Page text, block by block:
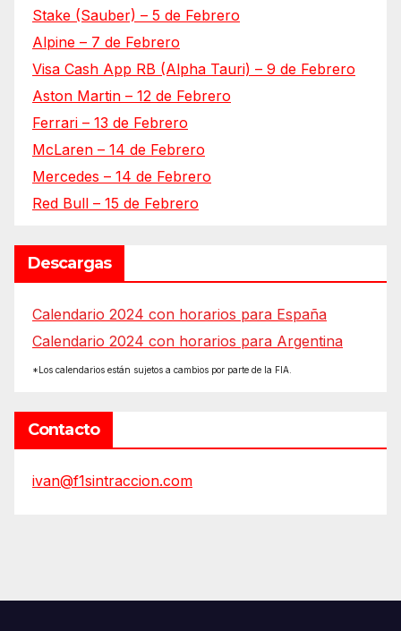
Stake (Sauber) – 5 de Febrero
Alpine – 7 de Febrero
Visa Cash App RB (Alpha Tauri) – 9 de Febrero
Aston Martin – 12 de Febrero
Ferrari – 13 de Febrero
McLaren – 14 de Febrero
Mercedes – 14 de Febrero
Red Bull – 15 de Febrero
Descargas
Calendario 2024 con horarios para España
Calendario 2024 con horarios para Argentina
*Los calendarios están sujetos a cambios por parte de la FIA.
Contacto
ivan@f1sintraccion.com